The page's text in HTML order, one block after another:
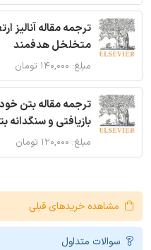
ترجمه مقاله آنالیز
متخلخل هدفمند
مبلغ: ۱۴۰,۰۰۰ تومان
ترجمه مقاله بتن
بازیافتی و سنگدانه
مبلغ: ۱۲۰,۰۰۰ تومان
مشاهده خریدهای قبلی
سوالات متداول